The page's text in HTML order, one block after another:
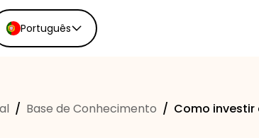
Português
Español
/ Base de Conhecimento / Como